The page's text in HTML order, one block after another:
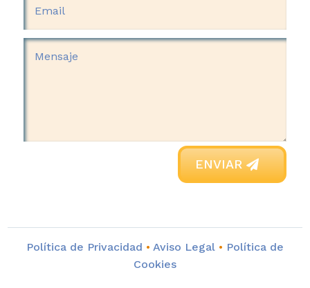
ENVIAR
Política de Privacidad • Aviso Legal • Política de
Cookies